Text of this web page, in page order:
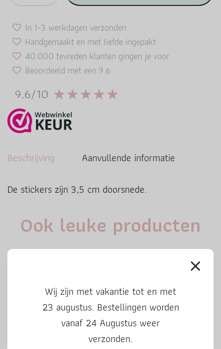
In 1-3 werkdagen verzonden
Handgemaakt en met liefde ingepakt
40.000 tevreden klanten gingen je voor
Beoordeeld met een 9.6
9.6/10
Beschrijving
Aanvullende informatie
De stickers zijn 3,5 cm doorsnede.
Ook leuke producten
Wij zijn met vakantie tot en met
23 augustus. Bestellingen worden
vanaf 24 Augustus weer
verzonden.